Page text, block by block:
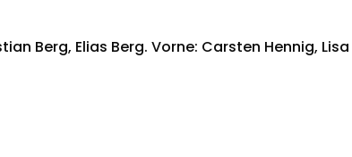
Berg, Elias Berg. Vorne: Carsten Hennig, Lisa